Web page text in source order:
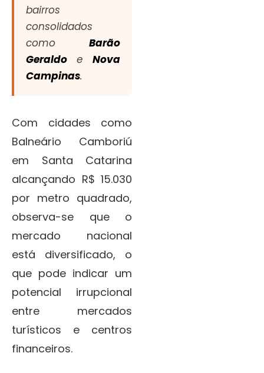
bairros
consolidados
como Barão
Geraldo e Nova
Campinas.
Com cidades como
Balneário Camboriú
em Santa Catarina
alcançando R$ 15.030
por metro quadrado,
observa-se que o
mercado nacional
está diversificado, o
que pode indicar um
potencial irrupcional
entre mercados
turísticos e centros
financeiros.